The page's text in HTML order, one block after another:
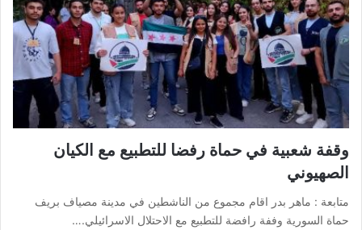
وقفة شعبية في حماة رفضا للتطبيع مع الكيان
الصهيوني
متابعة : ماهر بدر اقام مجموع من الناشطين في مدينة مصياف بريف
حماة السورية وففة رافضة للتطبيع مع الاحتلال الاسرائيلي.…